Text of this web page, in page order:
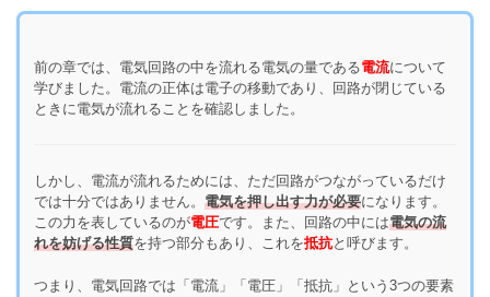
前の章では、電気回路の中を流れる電気の量である電流について
学びました。電流の正体は電子の移動であり、回路が閉じている
ときに電気が流れることを確認しました。
しかし、電流が流れるためには、ただ回路がつながっているだけ
では十分ではありません。電気を押し出す力が必要になります。
この力を表しているのが電圧です。また、回路の中には電気の流
れを妨げる性質を持つ部分もあり、これを抵抗と呼びます。
つまり、電気回路では「電流」「電圧」「抵抗」という3つの要素